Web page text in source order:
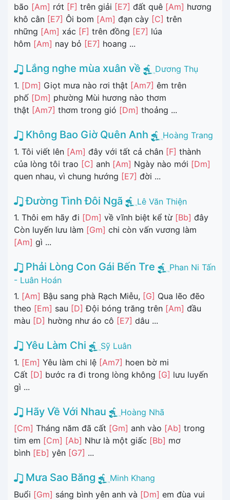
bão [Am] rớt [F] trên giải [E7] đất quê [Am] hương
khô cằn [E7] Ôi bom [Am] đạn cày [C] trên
những [Am] xác [F] trên đồng [E7] lúa
hôm [Am] nay bỏ [E7] hoang ...
Lắng nghe mùa xuân về
Dương Thụ
1. [Dm] Giọt mưa nào rơi thật [Am7] êm trên
phố [Dm] phường Mùi hương nào thơm
thật [Am7] thơm trong gió [Dm] thoảng ...
Không Bao Giờ Quên Anh
Hoàng Trang
1. Tôi viết lên [Am] đây với tất cả chân [F] thành
của lòng tôi trao [C] anh [Am] Ngày nào mới [Dm]
quen nhau, vì chung hướng [E7] đời ...
Đường Tình Đôi Ngã
Lê Văn Thiện
1. Thôi em hãy đi [Dm] về vĩnh biệt kể từ [Bb] đây
Còn luyến lưu làm [Gm] chi còn vấn vương làm
[Am] gì ...
Phải Lòng Con Gái Bến Tre
Phan Ni Tấn
- Luân Hoán
1. [Am] Bậu sang phà Rạch Miễu, [G] Qua lẽo đẽo
theo [Em] sau [D] Đội bóng trăng trên [Am] đầu
màu [D] hường như áo cô [E7] dâu ...
Yêu Làm Chi
Sỹ Luân
1. [Em] Yêu làm chi lệ [Am7] hoen bờ mi
Cất [D] bước ra đi trong lòng không [G] lưu luyến
gì ...
Hãy Về Với Nhau
Hoàng Nhã
[Cm] Tháng năm đã cất [Gm] anh vào [Ab] trong
tim em [Cm] [Ab] Như là một giấc [Bb] mơ
bình [Eb] yên [G7] ...
Mưa Sao Băng
Minh Khang
Buổi [Gm] sáng bình yên anh và [Dm] em đùa vui